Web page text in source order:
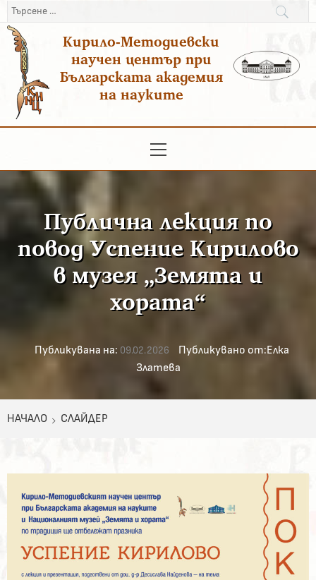
Преминаване
към
съдържанието
Търсене
за:
Кирило-Методиевски
научен център при
Българската академия
на науките
меню
Публична лекция по
повод Успение Кирилово
в музея „Земята и
хората“
Публикувана на: 09.02.2026 Публикувано от:Елка
Златева
НАЧАЛО СЛАЙДЕР